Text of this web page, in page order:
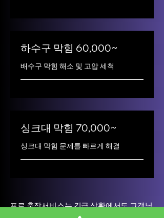
하수구 막힘 60,000~
배수구 막힘 해소 및 고압 세척
싱크대 막힘 70,000~
싱크대 막힘 문제를 빠르게 해결
프로 출장서비스는 긴급 상황에서도 고객님